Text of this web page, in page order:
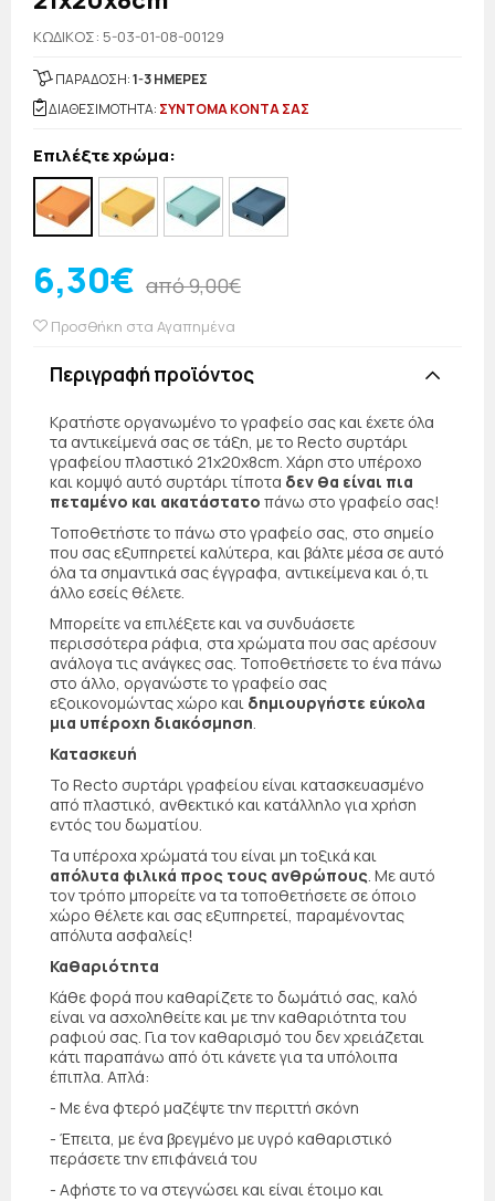
KΩΔΙΚΟΣ: 5-03-01-08-00129
ΠΑΡΑΔΟΣΗ:1-3 ΗΜΕΡΕΣ
ΔΙΑΘΕΣΙΜΟΤΗΤΑ: ΣΥΝΤΟΜΑ ΚΟΝΤΑ ΣΑΣ
Επιλέξτε χρώμα:
6,30€ από 9,00€
Προσθήκη στα Αγαπημένα
Περιγραφή προϊόντος
Κρατήστε οργανωμένο το γραφείο σας και έχετε όλα
τα αντικείμενά σας σε τάξη, με το Recto συρτάρι
γραφείου πλαστικό 21x20x8cm. Χάρη στο υπέροχο
και κομψό αυτό συρτάρι τίποτα δεν θα είναι πια
πεταμένο και ακατάστατο πάνω στο γραφείο σας!
Τοποθετήστε το πάνω στο γραφείο σας, στο σημείο
που σας εξυπηρετεί καλύτερα, και βάλτε μέσα σε αυτό
όλα τα σημαντικά σας έγγραφα, αντικείμενα και ό,τι
άλλο εσείς θέλετε.
Μπορείτε να επιλέξετε και να συνδυάσετε
περισσότερα ράφια, στα χρώματα που σας αρέσουν
ανάλογα τις ανάγκες σας. Τοποθετήσετε το ένα πάνω
στο άλλο, οργανώστε το γραφείο σας
εξοικονομώντας χώρο και δημιουργήστε εύκολα
μια υπέροχη διακόσμηση.
Κατασκευή
Το Recto συρτάρι γραφείου είναι κατασκευασμένο
από πλαστικό, ανθεκτικό και κατάλληλο για χρήση
εντός του δωματίου.
Τα υπέροχα χρώματά του είναι μη τοξικά και
απόλυτα φιλικά προς τους ανθρώπους. Με αυτό
τον τρόπο μπορείτε να τα τοποθετήσετε σε όποιο
χώρο θέλετε και σας εξυπηρετεί, παραμένοντας
απόλυτα ασφαλείς!
Καθαριότητα
Κάθε φορά που καθαρίζετε το δωμάτιό σας, καλό
είναι να ασχοληθείτε και με την καθαριότητα του
ραφιού σας. Για τον καθαρισμό του δεν χρειάζεται
κάτι παραπάνω από ότι κάνετε για τα υπόλοιπα
έπιπλα. Απλά:
- Με ένα φτερό μαζέψτε την περιττή σκόνη
- Έπειτα, με ένα βρεγμένο με υγρό καθαριστικό
περάσετε την επιφάνειά του
- Αφήστε το να στεγνώσει και είναι έτοιμο και